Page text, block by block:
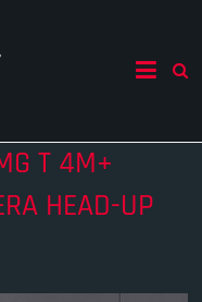
T 4M+
HEAD-UP